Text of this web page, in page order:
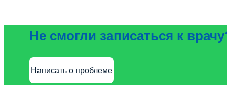
Не смогли записаться к
Написать о проблеме